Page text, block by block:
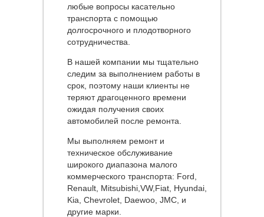
любые вопросы касательно
транспорта с помощью
долгосрочного и плодотворного
сотрудничества.
В нашей компании мы тщательно
следим за выполнением работы в
срок, поэтому наши клиенты не
теряют драгоценного времени
ожидая получения своих
автомобилей после ремонта.
Мы выполняем ремонт и
техническое обслуживание
широкого диапазона малого
коммерческого транспорта: Ford,
Renault, Mitsubishi,VW,Fiat, Hyundai,
Kia, Chevrolet, Daewoo, JMC, и
другие марки.